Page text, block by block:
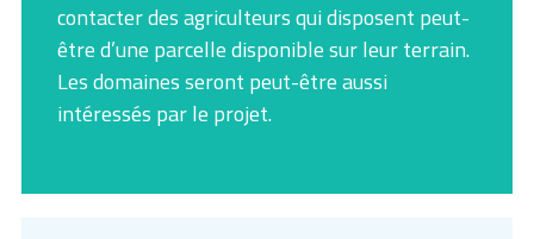
contacter des agriculteurs qui disposent peut-
être d’une parcelle disponible sur leur terrain.
Les domaines seront peut-être aussi
intéressés par le projet.